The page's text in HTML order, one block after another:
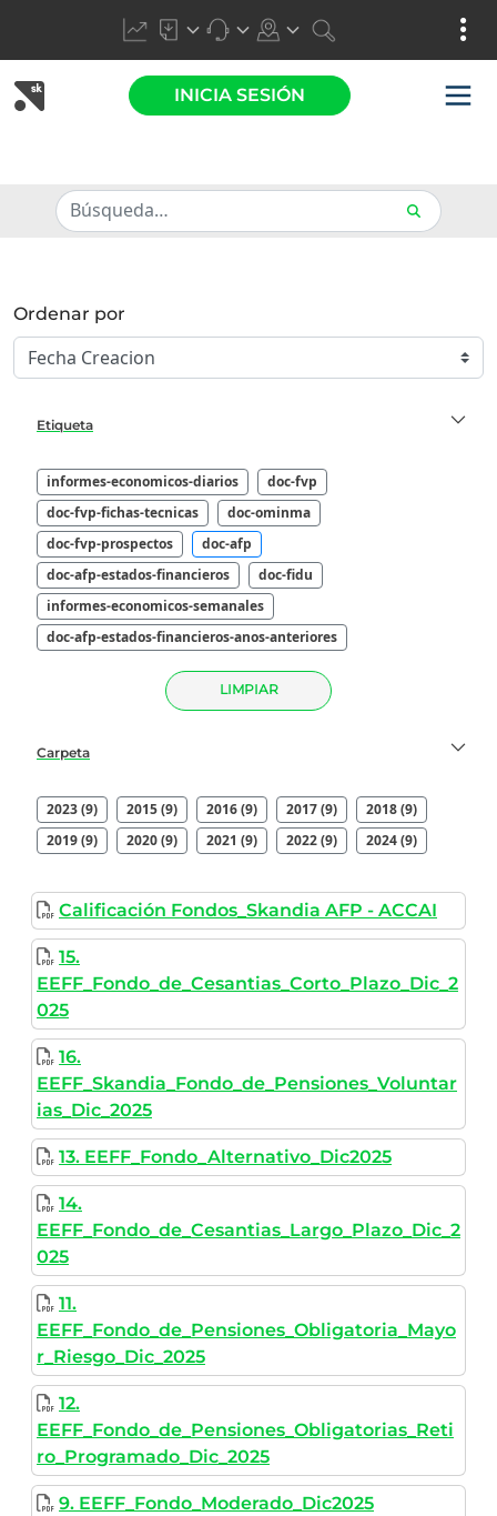
INICIA SESIÓN
Ordenar por
Etiqueta
informes-economicos-diarios
doc-fvp
doc-fvp-fichas-tecnicas
doc-ominma
doc-fvp-prospectos
doc-afp
doc-afp-estados-financieros
doc-fidu
informes-economicos-semanales
doc-afp-estados-financieros-anos-anteriores
LIMPIAR
Carpeta
2023 (9) 2015 (9) 2016 (9) 2017 (9)
2018 (9)
2019 (9)
2020 (9) 2021 (9) 2022 (9) 2024 (9)
Calificación Fondos_Skandia AFP - ACCAI
15.
EEFF_Fondo_de_Cesantias_Corto_Plazo_Dic_2
025
16.
EEFF_Skandia_Fondo_de_Pensiones_Voluntar
ias_Dic_2025
13. EEFF_Fondo_Alternativo_Dic2025
14.
EEFF_Fondo_de_Cesantias_Largo_Plazo_Dic_2
025
11.
EEFF_Fondo_de_Pensiones_Obligatoria_Mayo
r_Riesgo_Dic_2025
12.
EEFF_Fondo_de_Pensiones_Obligatorias_Reti
ro_Programado_Dic_2025
9. EEFF_Fondo_Moderado_Dic2025